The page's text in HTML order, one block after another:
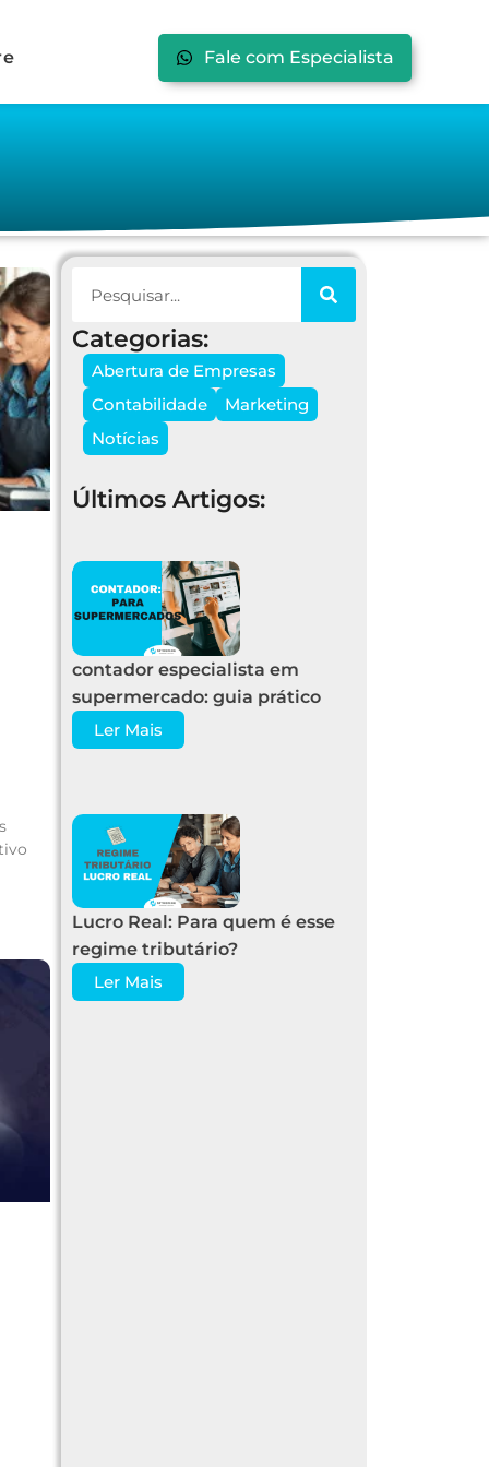
Fale com Especialista
Categorias:
Abertura de Empresas
Contabilidade
Marketing
Notícias
Últimos Artigos:
contador especialista em
supermercado: guia prático
Ler Mais
Lucro Real: Para quem é esse
regime tributário?
Ler Mais